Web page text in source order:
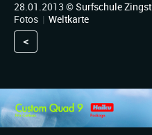
28.01.2013 ©Surfschule Zingst
Fotos | Weltkarte
<